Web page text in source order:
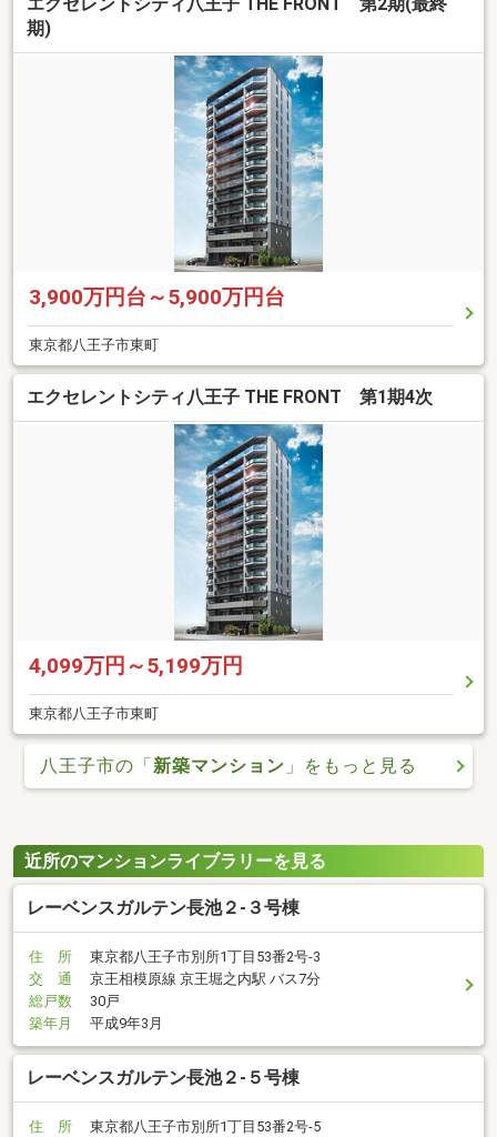
期)
3,900万円台～5,900万円台
東京都八王子市東町
エクセレントシティ八王子 THE FRONT 第1期4次
4,099万円～5,199万円
東京都八王子市東町
八王子市の「新築マンション 」をもっと見る
近所のマンションライブラリーを見る
レーベンスガルテン長池２-３号棟
住 所
東京都八王子市別所1丁目53番2号-3
交 通
京王相模原線 京王堀之内駅 バス7分
総戸数
30戸
築年月
平成9年3月
レーベンスガルテン長池２-５号棟
住 所
東京都八王子市別所1丁目53番2号-5